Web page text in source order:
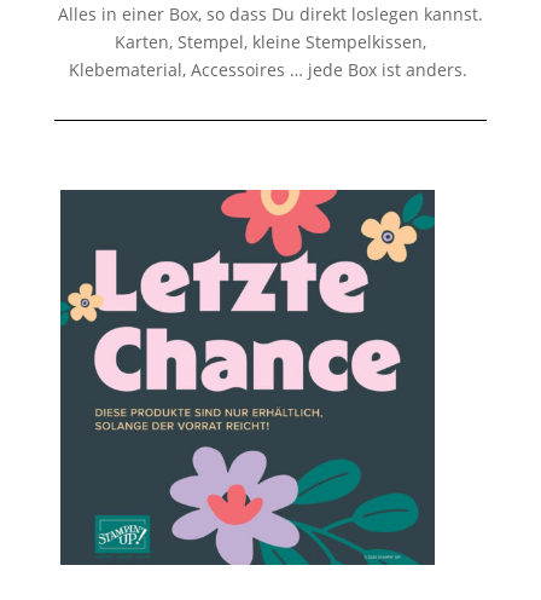
Alles in einer Box, so dass Du direkt loslegen kannst.
Karten, Stempel, kleine Stempelkissen,
Klebematerial, Accessoires … jede Box ist anders.